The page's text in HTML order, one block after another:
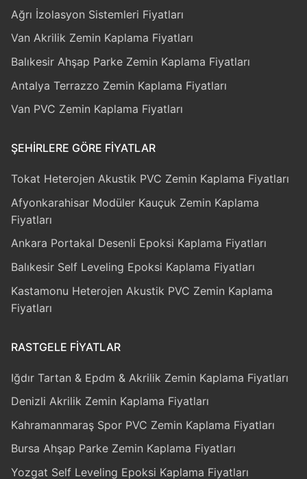
Ağrı İzolasyon Sistemleri Fiyatları
Van Akrilik Zemin Kaplama Fiyatları
Balıkesir Ahşap Parke Zemin Kaplama Fiyatları
Antalya Terrazzo Zemin Kaplama Fiyatları
Van PVC Zemin Kaplama Fiyatları
ŞEHIRLERE GÖRE FIYATLAR
Tokat Heterojen Akustik PVC Zemin Kaplama Fiyatları
Afyonkarahisar Modüler Kauçuk Zemin Kaplama
Fiyatları
Ankara Portakal Desenli Epoksi Kaplama Fiyatları
Balıkesir Self Leveling Epoksi Kaplama Fiyatları
Kastamonu Heterojen Akustik PVC Zemin Kaplama
Fiyatları
RASTGELE FIYATLAR
Iğdır Tartan & Epdm & Akrilik Zemin Kaplama Fiyatları
Denizli Akrilik Zemin Kaplama Fiyatları
Kahramanmaraş Spor PVC Zemin Kaplama Fiyatları
Bursa Ahşap Parke Zemin Kaplama Fiyatları
Yozgat Self Leveling Epoksi Kaplama Fiyatları